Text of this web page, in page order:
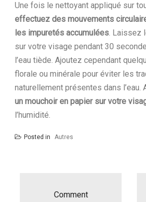
Une fois le nettoyant appliqué sur
effectuez des mouvements
les impuretés accumulées. Laissez
sur votre visage pendant 30
l’eau tiède. Ajoutez cependant
florale ou minérale pour éviter les
naturellement présentes dans l’eau.
un mouchoir en papier sur votre
l’humidité.
Posted in Autres
Comment